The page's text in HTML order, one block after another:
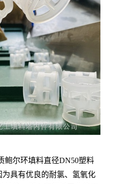
鲍尔环填料直径DN50塑料
具有优良的耐氯、氢氧化